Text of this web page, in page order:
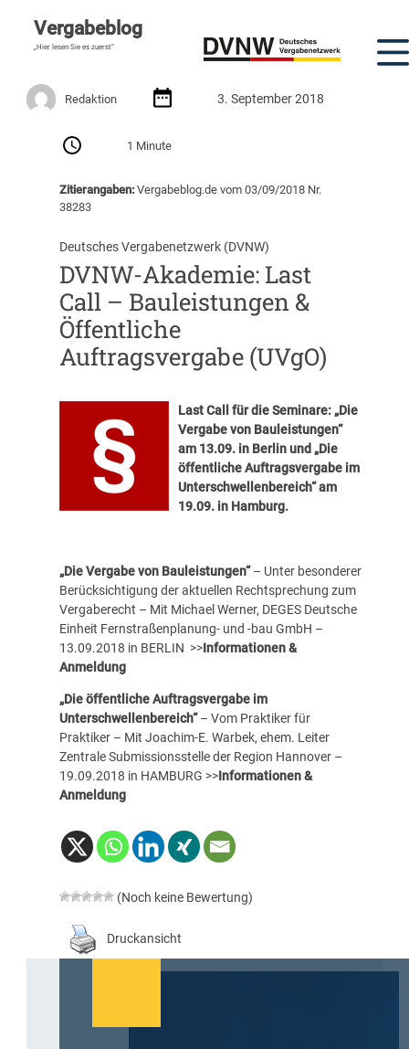
Vergabeblog
„Hier lesen Sie es zuerst“
Redaktion 3. September 2018
1 Minute
Zitierangaben:Vergabeblog.de vom 03/09/2018 Nr.
38283
Deutsches Vergabenetzwerk (DVNW)
DVNW-Akademie: Last
Call – Bauleistungen &
Öffentliche
Auftragsvergabe (UVgO)
Last Call für die Seminare: „Die
Vergabe von Bauleistungen“
am 13.09. in Berlin und „Die
öffentliche Auftragsvergabe im
Unterschwellenbereich“ am
19.09. in Hamburg.
„Die Vergabe von Bauleistungen“– Unter besonderer
Berücksichtigung der aktuellen Rechtsprechung zum
Vergaberecht – Mit Michael Werner, DEGES Deutsche
Einheit Fernstraßenplanung- und -bau GmbH –
13.09.2018 in BERLIN >>Informationen &
Anmeldung
„Die öffentliche Auftragsvergabe im
Unterschwellenbereich“– Vom Praktiker für
Praktiker – Mit Joachim-E. Warbek, ehem. Leiter
Zentrale Submissionsstelle der Region Hannover –
19.09.2018 in HAMBURG >>Informationen &
Anmeldung
(Noch keine Bewertung)
Druckansicht